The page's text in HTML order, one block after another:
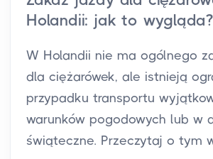
Holandii: jak to wygląda?
W Holandii nie ma ogólnego
dla ciężarówek, ale istnieją
przypadku transportu
warunków pogodowych lub w
świąteczne. Przeczytaj o tym